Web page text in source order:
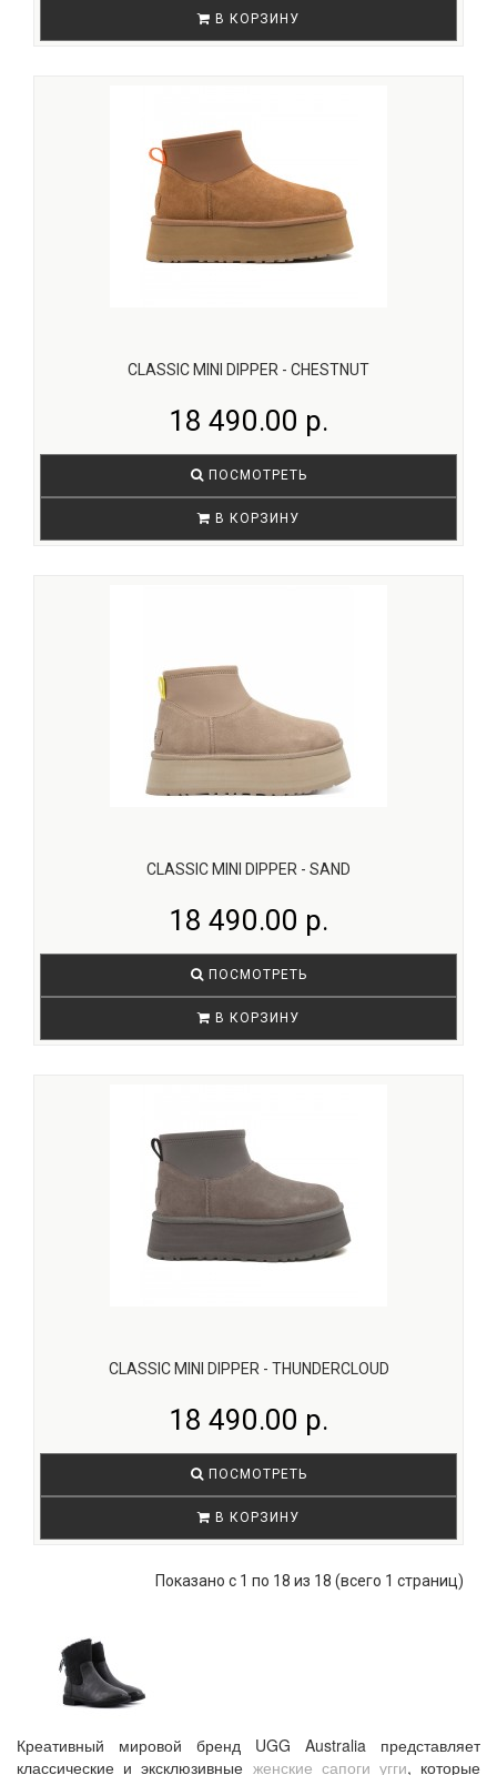
В КОРЗИНУ
CLASSIC MINI DIPPER - CHESTNUT
18 490.00 р.
ПОСМОТРЕТЬ
В КОРЗИНУ
CLASSIC MINI DIPPER - SAND
18 490.00 р.
ПОСМОТРЕТЬ
В КОРЗИНУ
CLASSIC MINI DIPPER - THUNDERCLOUD
18 490.00 р.
ПОСМОТРЕТЬ
В КОРЗИНУ
Показано с 1 по 18 из 18 (всего 1 страниц)
Креативный мировой бренд UGG Australia представляет
классические и эксклюзивные женские сапоги угги, которые